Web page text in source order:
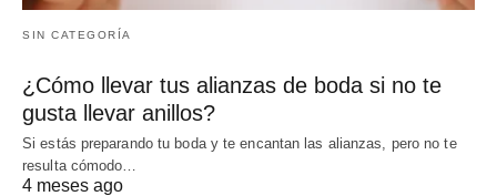
SIN CATEGORÍA
¿Cómo llevar tus alianzas de boda si no te
gusta llevar anillos?
Si estás preparando tu boda y te encantan las alianzas, pero no te
resulta cómodo…
4 meses ago